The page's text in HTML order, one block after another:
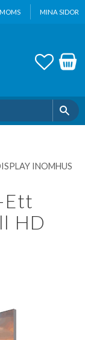
MINA SIDOR
INOMHUS
Ett
HD